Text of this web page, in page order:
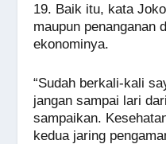
19. Baik itu, kata
maupun penanganan
ekonominya.
“Sudah berkali-kali
jangan sampai lari
sampaikan.
kedua jaring